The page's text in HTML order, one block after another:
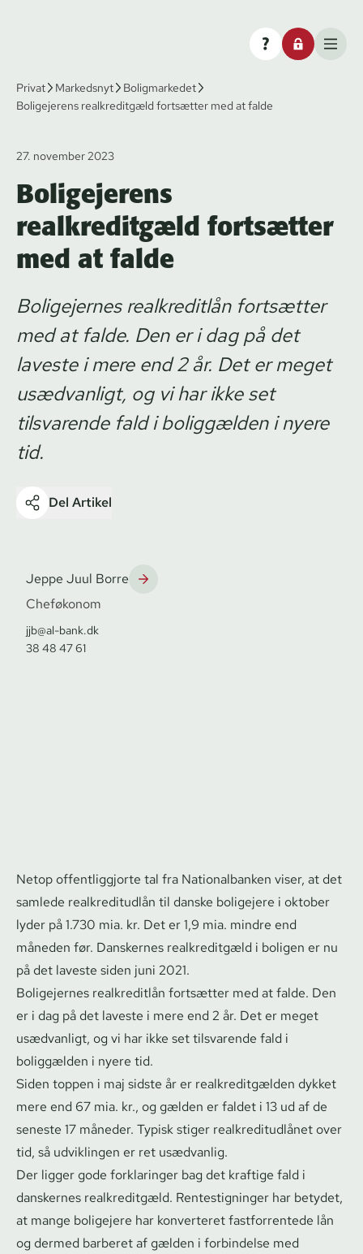
Privat Markedsnyt
Boligmarkedet
Boligejerens realkreditgæld fortsætter med at falde
27. november 2023
Boligejerens
realkreditgæld fortsætter
med at falde
Boligejernes realkreditlån fortsætter
med at falde. Den er i dag på det
laveste i mere end 2 år. Det er meget
usædvanligt, og vi har ikke set
tilsvarende fald i boliggælden i nyere
tid.
Del Artikel
Jeppe Juul Borre
Cheføkonom
jjb@al-bank.dk
38 48 47 61
Netop of­fent­lig­gjor­te tal fra Nationalbanken viser, at det
samlede re­al­kre­di­t­ud­lån til danske boligejere i oktober
lyder på 1.730 mia. kr. Det er 1,9 mia. mindre end
måneden før. Danskernes realkreditgæld i boligen er nu
på det laveste siden juni 2021.
Boligejernes realkreditlån fortsætter med at falde. Den
er i dag på det laveste i mere end 2 år. Det er meget
usædvanligt, og vi har ikke set tilsvarende fald i
boliggælden i nyere tid.
Siden toppen i maj sidste år er re­al­kre­dit­gæl­den dykket
mere end 67 mia. kr., og gælden er faldet i 13 ud af de
seneste 17 måneder. Typisk stiger re­al­kre­di­t­ud­lå­net over
tid, så udviklingen er ret usædvanlig.
Der ligger gode forklaringer bag det kraftige fald i
danskernes realkreditgæld. Ren­testig­nin­ger har betydet,
at mange boligejere har konverteret fastforrentede lån
og dermed barberet af gælden i forbindelse med